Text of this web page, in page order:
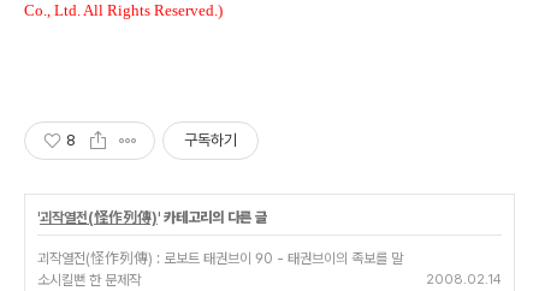
Co., Ltd. All Rights Reserved.)
8 구독하기
'괴작열전(怪作列傳)' 카테고리의 다른 글
괴작열전(怪作列傳) : 로보트 태권브이 90 - 태권브이의 족보를 말
소시킬뻔 한 문제작
2008.02.14